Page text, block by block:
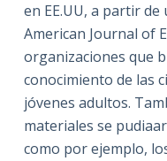
en EE.UU, a partir
American Journal of
organizaciones que
conocimiento de las
jóvenes adultos.
materiales se
como por ejemplo,